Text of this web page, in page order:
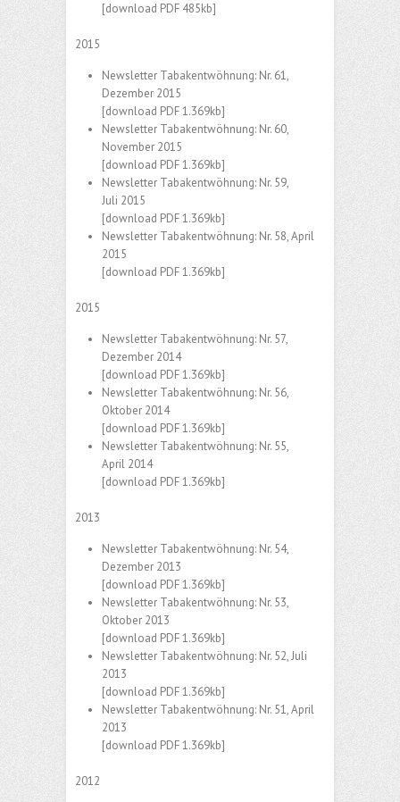
[download PDF 485kb]
2015
Newsletter Tabakentwöhnung: Nr. 61,
Dezember 2015
[download PDF 1.369kb]
Newsletter Tabakentwöhnung: Nr. 60,
November 2015
[download PDF 1.369kb]
Newsletter Tabakentwöhnung: Nr. 59,
Juli 2015
[download PDF 1.369kb]
Newsletter Tabakentwöhnung: Nr. 58, April
2015
[download PDF 1.369kb]
2015
Newsletter Tabakentwöhnung: Nr. 57,
Dezember 2014
[download PDF 1.369kb]
Newsletter Tabakentwöhnung: Nr. 56,
Oktober 2014
[download PDF 1.369kb]
Newsletter Tabakentwöhnung: Nr. 55,
April 2014
[download PDF 1.369kb]
2013
Newsletter Tabakentwöhnung: Nr. 54,
Dezember 2013
[download PDF 1.369kb]
Newsletter Tabakentwöhnung: Nr. 53,
Oktober 2013
[download PDF 1.369kb]
Newsletter Tabakentwöhnung: Nr. 52, Juli
2013
[download PDF 1.369kb]
Newsletter Tabakentwöhnung: Nr. 51, April
2013
[download PDF 1.369kb]
2012